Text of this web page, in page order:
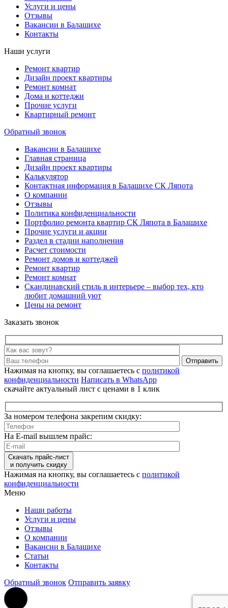
Услуги и цены
Отзывы
Вакансии в Балашихе
Контакты
Наши услуги
Ремонт квартир
Дизайн проект квартиры
Ремонт комнат
Дома и коттеджи
Прочие услуги
Квартирный ремонт
Обратный звонок
Вакансии в Балашихе
Главная страница
Дизайн проект квартиры
Калькулятор
Контактная информация в Балашихе СК Ляпота
О компании
Отзывы
Политика конфиденциальности
Портфолио ремонта квартир СК Ляпота в Балашихе
Прочие услуги и акции
Раздел в стадии наполнения
Расчет стоимости
Ремонт домов и коттеджей
Ремонт квартир
Ремонт комнат
Скандинавский стиль в интерьере – выбор тех, кто
любит домашний уют
Цены на ремонт
Заказать звонок
Отправить
Нажимая на кнопку, вы соглашаетесь с политикой
конфиденциальности Написать в WhatsApp
скачайте актуальный лист с ценами в 1 клик
За номером телефона закрепим скидку:
На E-mail вышлем прайс:
Скачать прайс-лист
и получить скидку
Нажимая на кнопку, вы соглашаетесь с политикой
конфиденциальности
Меню
Наши работы
Услуги и цены
Отзывы
О компании
Вакансии в Балашихе
Статьи
Контакты
Обратный звонок Отправить заявку